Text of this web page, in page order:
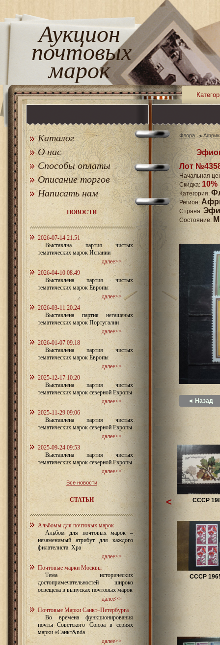
Аукцион
почтовых
марок
Каталог
О нас
Способы оплаты
Описание торгов
Написать нам
НОВОСТИ
2026-07-14 21:51
Выставлна партия чистых
тематических марок Испании
далее>>
2026-04-10 08:49
Выставлена партия чистых
тематических марок Европы
далее>>
2026-03-11 20:24
Выставлена партия негашеных
тематических марок Португалии
далее>>
2026-01-07 09:18
Выставлена партия чистых
тематических марок Европы
далее>>
2025-12-17 10:20
Выставлена партия чистых
тематических марок северной Европы
далее>>
2025-11-29 09:06
Выставлена партия чистых
тематических марок северной Европы
далее>>
2025-09-24 09:53
Выставлена партия чистых
тематических марок северной Европы
далее>>
Все новости
СТАТЬИ
Альбомы для почтовых марок
Альбом для почтовых марок –
незаменимый атрибут для каждого
филателиста. Хра
далее>>
Почтовые марки Москвы
Тема исторических
достопримечательностей широко
освещена в выпусках почтовых марок
далее>>
Почтовые Марки Санкт–Петербурга
Во времена функционирования
почты Советского Союза в сериях
марки «Санкт&nda
далее>>
Флора
Лот
Начальная
Скидка: 10%
Категория:
Регион:
Страна:
Состояние:
◄ Назад
СССР
СССР
<